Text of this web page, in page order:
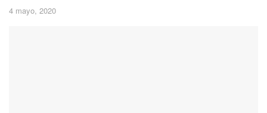
4 mayo, 2020